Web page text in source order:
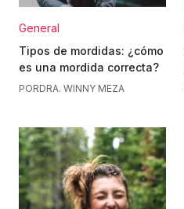
General
Tipos de mordidas: ¿cómo
es una mordida correcta?
PORDRA. WINNY MEZA